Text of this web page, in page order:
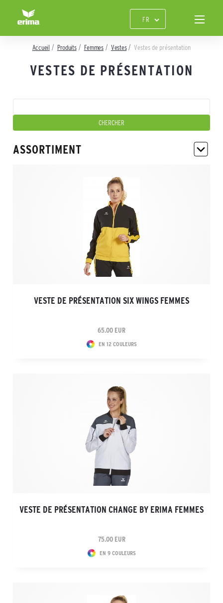
Accueil Produits Femmes Vestes Vestes de présentation
VESTES DE PRÉSENTATION
ASSORTIMENT
VESTE DE PRÉSENTATION SIX WINGS FEMMES
65.00 EUR
EN 12 COULEURS
VESTE DE PRÉSENTATION CHANGE BY ERIMA FEMMES
75.00 EUR
EN 9 COULEURS